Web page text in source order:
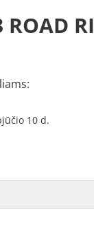
10 d.